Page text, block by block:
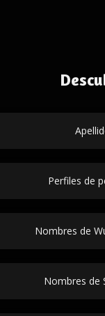
Perfiles de
Nombres de
Nombres de